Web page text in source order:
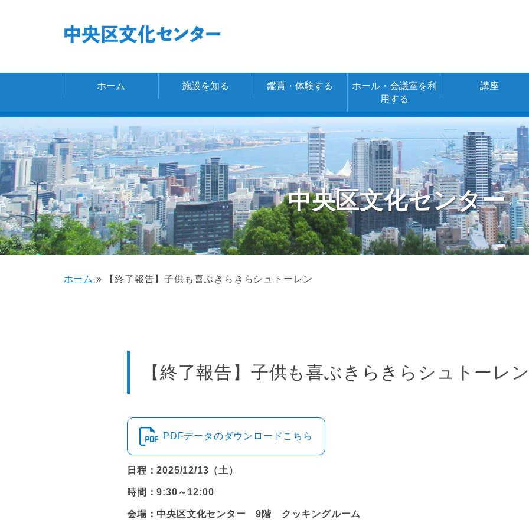
ホーム 施設を知る 鑑賞・体験する
ホール・会議室を利
用する
空き室情報・ご
予約
（あじさいネッ
ト）
施設の詳細
施設の使用料金
講座
中央区文化センター
ホーム » 【終了報告】子供も喜ぶきらきらシュトーレン
【終了報告】子供も喜ぶきらきらシュトーレ
PDFデータのダウンロードこちら
日程：2025/12/13（土）
時間：9:30～12:00
会場：中央区文化センター 9階 クッキングルーム